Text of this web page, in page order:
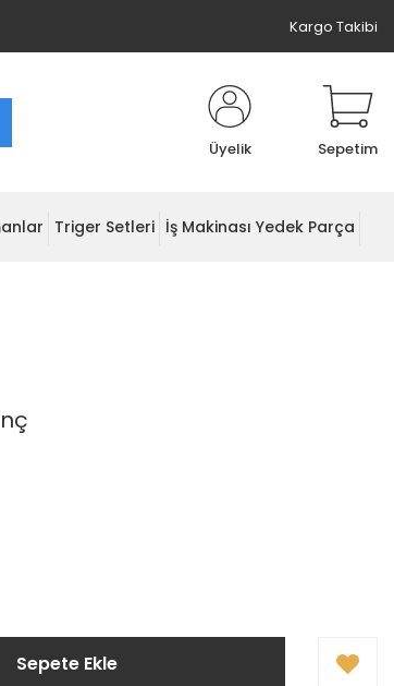
Kargo Takibi
Üyelik Sepetim
Triger Setleri İş Makinası Yedek Parça
Sepete Ekle